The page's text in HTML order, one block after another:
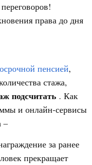
права до дня
пенсией,
стажа,
подсчитать . Как
и онлайн-сервисы
–
за ранее
прекращает